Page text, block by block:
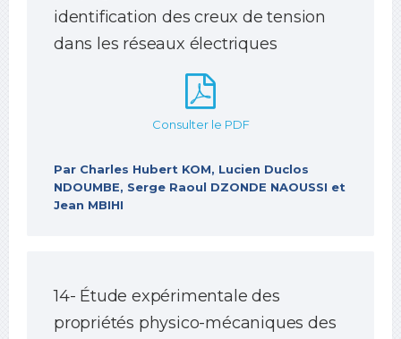
identification des creux de tension
dans les réseaux électriques
Consulter le PDF
Par Charles Hubert KOM, Lucien Duclos
NDOUMBE, Serge Raoul DZONDE NAOUSSI et
Jean MBIHI
14- Étude expérimentale des
propriétés physico-mécaniques des